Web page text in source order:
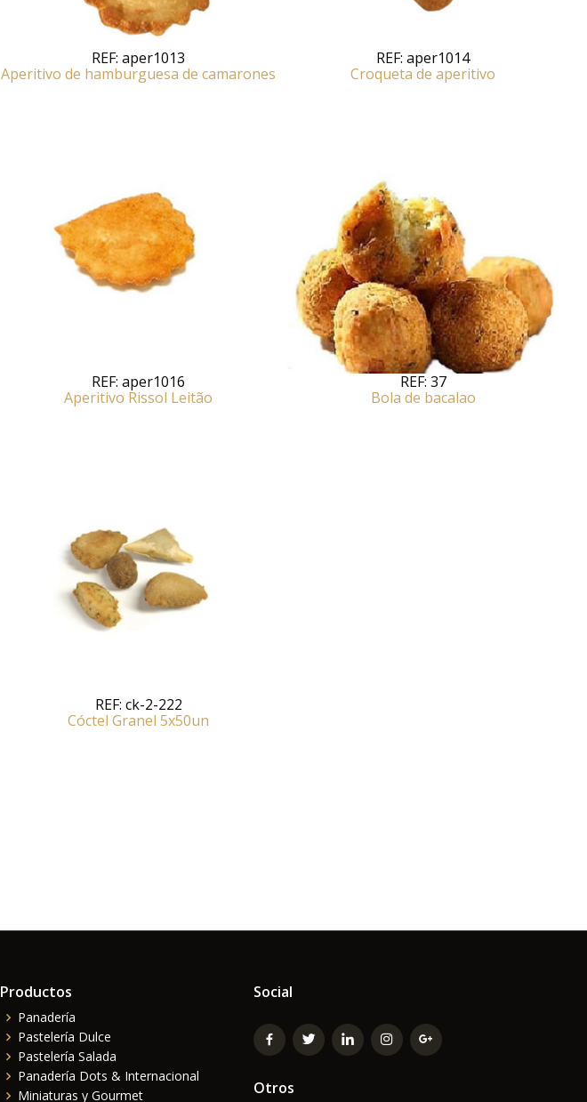
REF:aper1013
Aperitivo de hamburguesa de camarones
REF:aper1014
Croqueta de aperitivo
REF:aper1016
Aperitivo Rissol Leitão
REF: 37
Bola de bacalao
REF: ck-2-222
Cóctel Granel 5x50un
Productos
Panadería
Pastelería Dulce
Pastelería Salada
Panadería Dots & Internacional
Miniaturas y Gourmet
Social
Otros